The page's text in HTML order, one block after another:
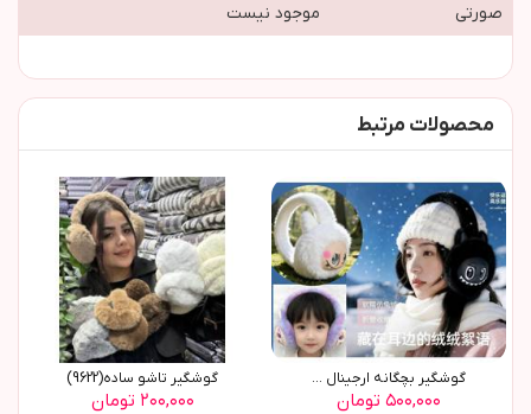
صورتی
موجود نیست
محصولات مرتبط
گوشگير بچگانه ارجينال ...
۵۰۰,۰۰۰ تومان
گوشگير تاشو ساده(9622)
۲۰۰,۰۰۰ تومان